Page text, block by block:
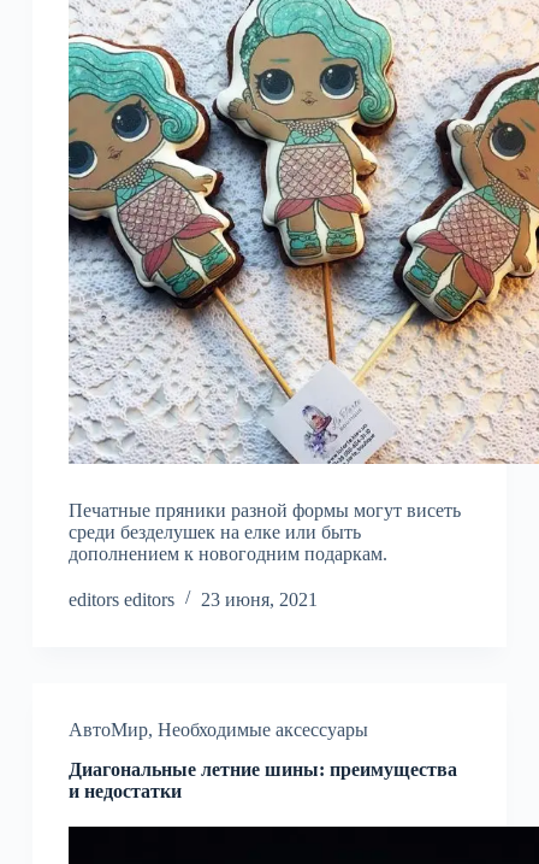
Печатные пряники разной формы могут висеть
среди безделушек на елке или быть
дополнением к новогодним подаркам.
editors editors 23 июня, 2021
АвтоМир, Необходимые аксессуары
Диагональные летние шины: преимущества
и недостатки